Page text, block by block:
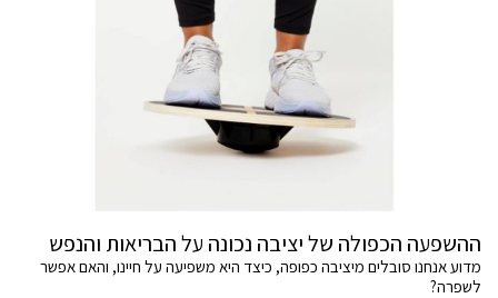
ההשפעה הכפולה של יציבה נכונה על הבריאות והנפש
מדוע אנחנו סובלים מיציבה כפופה, כיצד היא משפיעה על חיינו, והאם אפשר
לשפרה?